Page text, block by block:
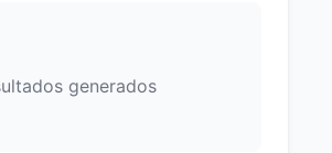
generados